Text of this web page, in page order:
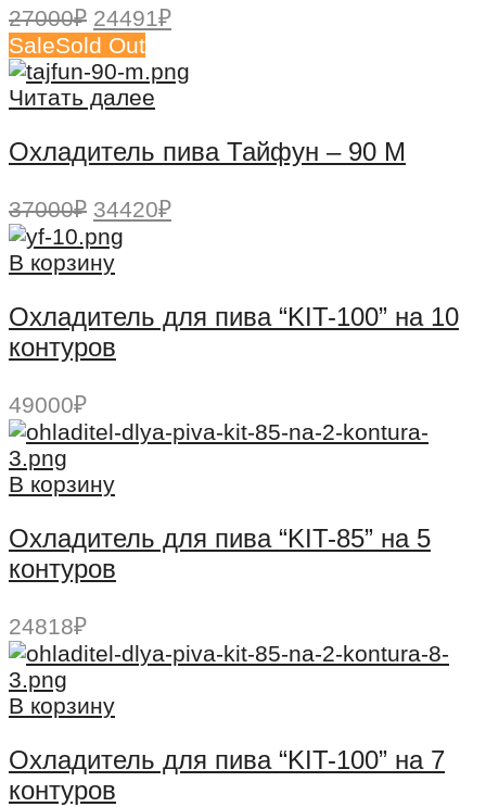
27000₽ Первоначальная
цена
составляла
27000₽.
24491₽Текущая
24491₽.
SaleSold Out
Читать далее
Охладитель пива Тайфун – 90 М
37000₽ Первоначальная
цена
составляла
34420₽Текущая
В корзину
Охладитель для пива “KIT-100” на 10
контуров
49000₽
В корзину
Охладитель для пива “KIT-85” на 5
контуров
24818₽
В корзину
Охладитель для пива “KIT-100” на 7
контуров